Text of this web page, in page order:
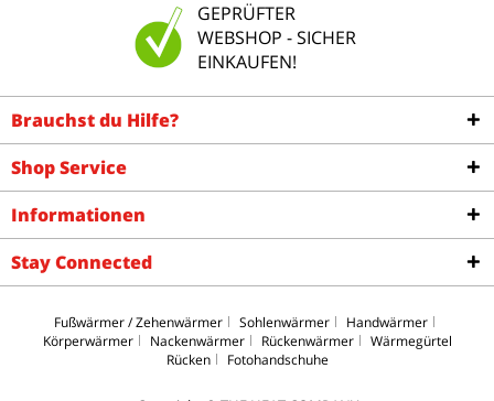
GEPRÜFTER
WEBSHOP - SICHER
EINKAUFEN!
Brauchst du Hilfe?
Shop Service
Informationen
Stay Connected
Fußwärmer / Zehenwärmer Sohlenwärmer
Handwärmer
Körperwärmer
Nackenwärmer Rückenwärmer
Wärmegürtel
Rücken
Fotohandschuhe